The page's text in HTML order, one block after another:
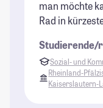
man möchte
Rad in
Studierende/r
Sozial- und
Rheinland-
Kaiserslautern-